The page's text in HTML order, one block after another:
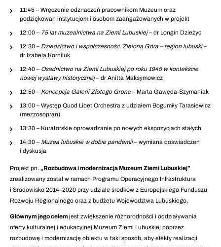
11:45 – Wręczenie odznaczeń pracownikom Muzeum oraz
podziękowań instytucjom i osobom zaangażowanych w projekt
12:00 – 75 lat muzealnictwa na Ziemi Lubuskiej– dr Longin Dzieżyc
12:30 – Dziedzictwo i współczesność. Zielona Góra – region lubuski–
dr Izabela Korniluk
12:40 – Osadnictwo na Ziemi Lubuskiej po roku 1945 w kontekście
nowej wystawy historycznej– dr Anitta Maksymowicz
12:50 – Koncepcja Galerii Złotego Grona – Marta Gawęda-Szymaniak
13:00 – Występ Quod Libet Orchestra z udziałem Bogumiły Tarasiewicz
(mezzosopran)
13:30 – Kuratorskie oprowadzanie po nowych ekspozycjach stałych
14:30 – Muzea lubuskie w dobie pandemii– wymiana doświadczeń
i dyskusja
Projekt pn. „Rozbudowa i modernizacja Muzeum Ziemi Lubuskiej”
zrealizowany został w ramach Programu Operacyjnego Infrastruktura
i Środowisko 2014–2020 przy udziale środków z Europejskiego Funduszu
Rozwoju Regionalnego oraz z budżetu Województwa Lubuskiego.
Głównym jego celem jest zwiększenie różnorodności i oddziaływania
oferty kulturalnej i edukacyjnej Muzeum Ziemi Lubuskiej poprzez
rozbudowę i modernizację obiektu w taki sposób, aby efekty realizacji